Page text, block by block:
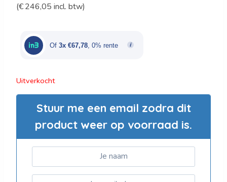
prijs
€245,00.€203,35.
(€246,05 incl. btw)
Of 3x €67,78 , 0% rente
Uitverkocht
Stuur me een email zodra dit
product weer op voorraad is.